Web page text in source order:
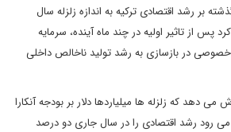
بر رشد اقتصادی ترکیه به اندازه زلزله سال
پس از تاثیر اولیه در چند ماه آینده، سرمایه
در بازسازی به رشد تولید ناخالص داخلی
می دهد که زلزله ها میلیاردها دلار بر بودجه آنکارا
می رود رشد اقتصادی را در سال جاری دو درصد